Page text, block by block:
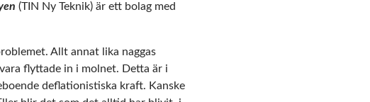
(TIN Ny Teknik) är ett bolag med
Allt annat lika naggas
flyttade in i molnet. Detta är i
deflationistiska kraft. Kanske